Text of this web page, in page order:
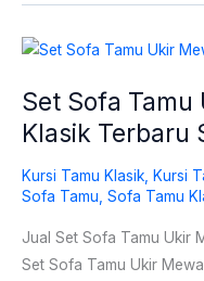
Set Sofa Tamu
Klasik Terbaru
Kursi Tamu Klasik Kursi
Sofa Tamu Sofa Tamu
Jual Set Sofa Tamu Ukir
Set Sofa Tamu Ukir
Set
Tamu
Ukir
Eropa
Terbaru
ST-